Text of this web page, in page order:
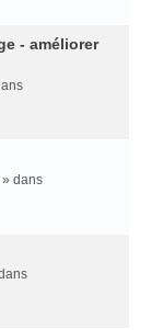
- améliorer
dans